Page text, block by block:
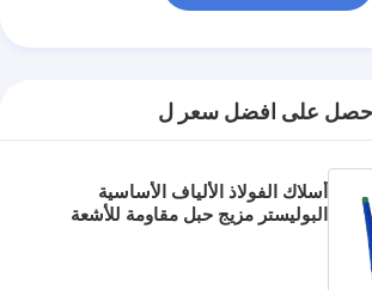
احصل على افضل سعر ل
أسلاك الفولاذ الألياف الأساسية
البوليستر مزيج حبل مقاومة للأشعة